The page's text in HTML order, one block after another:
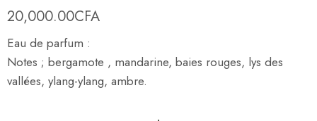
20,000.00CFA
Eau de parfum :
Notes ; bergamote , mandarine, baies rouges, lys des
vallées, ylang-ylang, ambre.